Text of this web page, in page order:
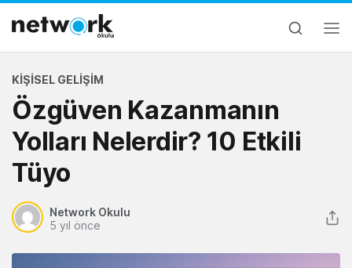
KIŞISEL GELIŞIM
Özgüven Kazanmanın
Yolları Nelerdir? 10 Etkili
Tüyo
Network Okulu
5 yıl önce